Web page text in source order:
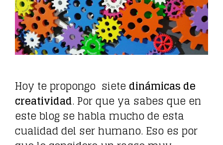
Hoy te propongo sietedinámicas de
creatividad. Por que ya sabes que en
este blog se habla mucho de esta
cualidad del ser humano. Eso es por